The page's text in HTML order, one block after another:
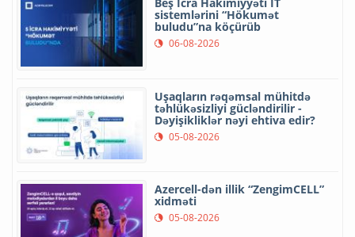
sistemlərini “Hökumət
buludu”na köçürüb
06-08-2026
Uşaqların rəqəmsal mühitdə
təhlükəsizliyi gücləndirilir -
Dəyişikliklər nəyi ehtiva edir?
05-08-2026
Azercell-dən illik “ZengimCELL”
xidməti
05-08-2026